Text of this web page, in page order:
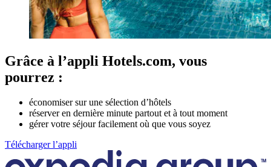
Grâce à l’appli Hotels.com, vous
pourrez :
économiser sur une sélection d’hôtels
réserver en dernière minute partout et à tout moment
gérer votre séjour facilement où que vous soyez
Télécharger l’appli